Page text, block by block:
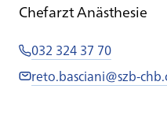
Chefarzt Anästhesie
032 324 37 70
reto.basciani@szb-